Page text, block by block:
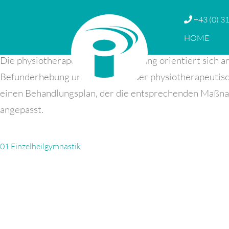
+43 (0)
HOME
Was versteht man darunter?
Die physiotherapeutische Behandlung orientiert sich
Befunderhebung und Erstellung der
einen Behandlungsplan, der die entsprechenden
angepasst.
Beitragsnavigation
01 Einzelheilgymnastik